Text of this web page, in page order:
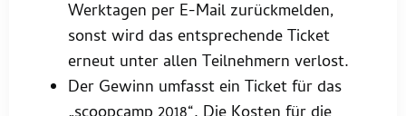
Werktagen per E-Mail zurückmelden,
sonst wird das entsprechende Ticket
erneut unter allen Teilnehmern verlost.
Der Gewinn umfasst ein Ticket für das